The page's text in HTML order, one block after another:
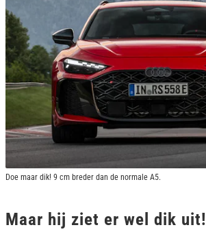
Doe maar dik! 9 cm breder dan de normale A5.
Maar hij ziet er wel dik uit!